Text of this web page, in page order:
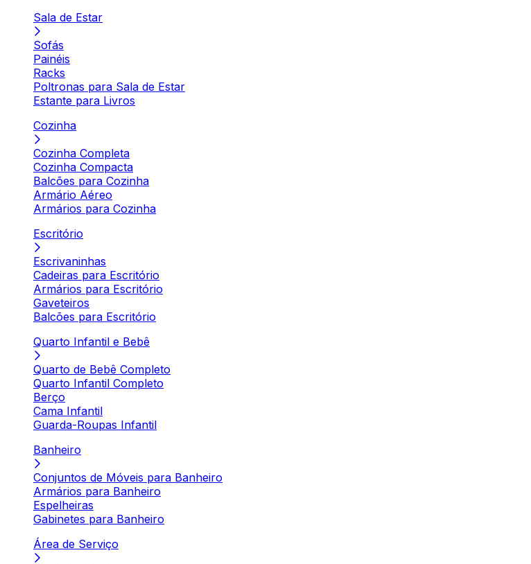
Sala de Estar
Sofás
Painéis
Racks
Poltronas para Sala de Estar
Estante para Livros
Cozinha
Cozinha Completa
Cozinha Compacta
Balcões para Cozinha
Armário Aéreo
Armários para Cozinha
Escritório
Escrivaninhas
Cadeiras para Escritório
Armários para Escritório
Gaveteiros
Balcões para Escritório
Quarto Infantil e Bebê
Quarto de Bebê Completo
Quarto Infantil Completo
Berço
Cama Infantil
Guarda-Roupas Infantil
Banheiro
Conjuntos de Móveis para Banheiro
Armários para Banheiro
Espelheiras
Gabinetes para Banheiro
Área de Serviço